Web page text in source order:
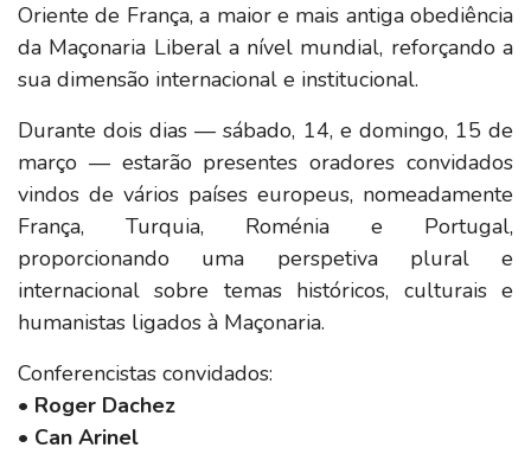
Oriente de França, a maior e mais antiga obediência
da Maçonaria Liberal a nível mundial, reforçando a
sua dimensão internacional e institucional.
Durante dois dias — sábado, 14, e domingo, 15 de
março — estarão presentes oradores convidados
vindos de vários países europeus, nomeadamente
França, Turquia, Roménia e Portugal,
proporcionando uma perspetiva plural e
internacional sobre temas históricos, culturais e
humanistas ligados à Maçonaria.
Conferencistas convidados:
•⁠ ⁠ Roger Dachez
•⁠ ⁠ Can Arinel